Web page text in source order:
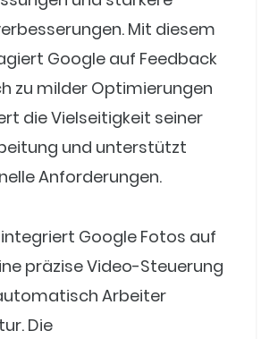
Mit diesem
Google auf Feedback
zu milder Optimierungen
die Vielseitigkeit seiner
und unterstützt
Anforderungen.
Google Fotos auf
präzise Video-Steuerung
Arbeiter
Die